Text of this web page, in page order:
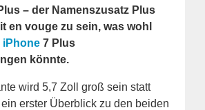
– der Namenszusatz Plus
en vouge zu sein, was wohl
iPhone 7 Plus
könnte.
wird 5,7 Zoll groß sein statt
erster Überblick zu den beiden